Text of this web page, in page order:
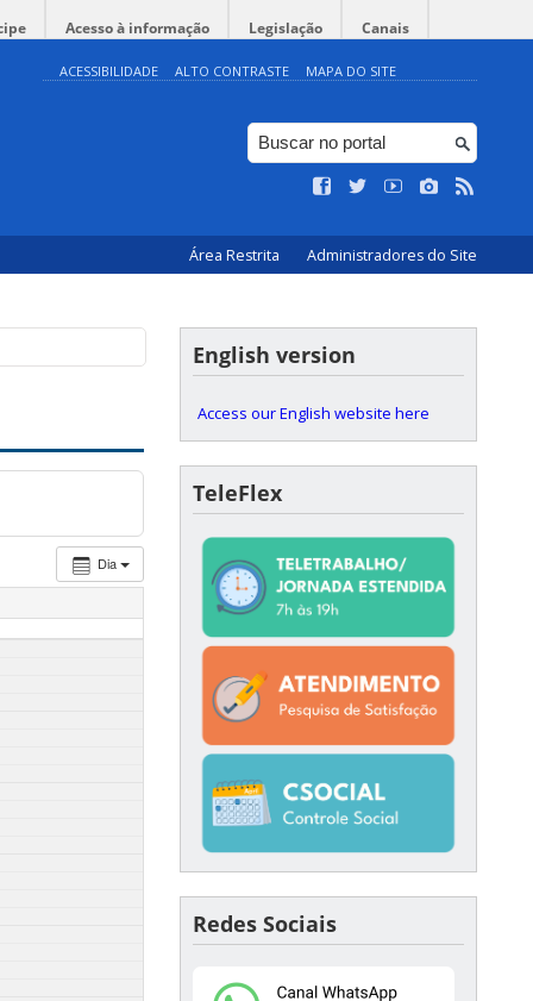
Acesso à informação Legislação Canais
ACESSIBILIDADE ALTO CONTRASTE MAPA DO SITE
Área Restrita Administradores do Site
Dia
English version
Access our English website here
TeleFlex
Redes Sociais